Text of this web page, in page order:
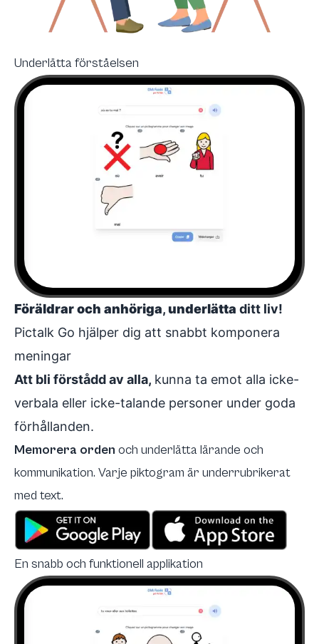
Underlätta förståelsen
Föräldrar och anhöriga,underlätta ditt liv!
Pictalk Go hjälper dig att snabbt komponera
meningar
Att bli förstådd av alla, kunna ta emot alla icke-
verbala eller icke-talande personer under goda
förhållanden.
Memorera orden och underlätta lärande och
kommunikation. Varje piktogram är underrubrikerat
med text.
En snabb och funktionell applikation